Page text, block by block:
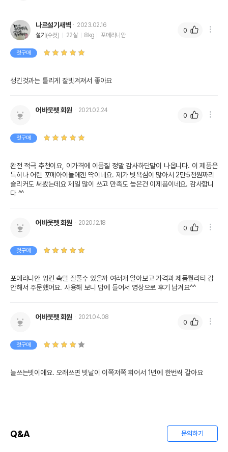
나르설기새벽
2023.02.16
설기 (수컷) 22살 8kg 포메라니안
첫구매
생긴것과는 틀리게 잘빗겨져서 좋아요
0
어바웃펫 회원 2021.02.24
첫구매
완전 적극 추천이요, 이가격에 이품질 정말 감사하단말이 나옵니다. 이 제품은
특히나 어린 포메아이들에겐 딱이네요. 제가 빗욕심이 많아서 2만5천원짜리
슬리커도 써봤는데요 제일 많이 쓰고 만족도 높은건 이제픔이네요. 감사합니
다 ^^
0
어바웃펫 회원 2020.12.18
첫구매
포메라니안 엉킨 속털 잘풀수 있을까 여러개 알아보고 가격과 제품퀄리티 감
안해서 주문했어요. 사용해 보니 맘에 들어서 영상으로 후기 남겨요^^
0
어바웃펫 회원 2021.04.08
첫구매
늘쓰는빗이에요. 오래쓰면 빗날이 이쪽저쪽 휘어서 1년에 한번씩 갈아요
0
Q&A 문의하기